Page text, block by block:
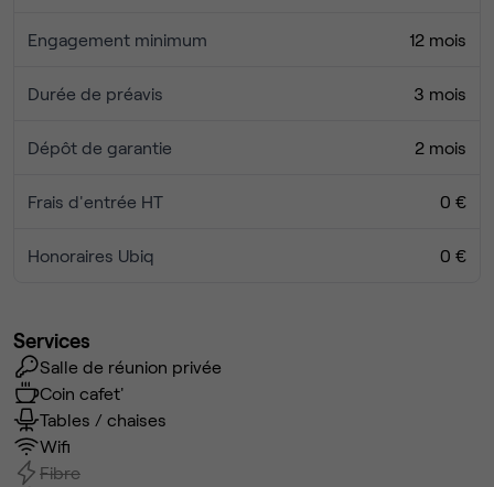
Engagement minimum 12 mois
Durée de préavis 3 mois
Dépôt de garantie 2 mois
Frais d'entrée HT 0 €
Honoraires Ubiq 0 €
Services
Salle de réunion privée
Coin cafet'
Tables / chaises
Wifi
Fibre